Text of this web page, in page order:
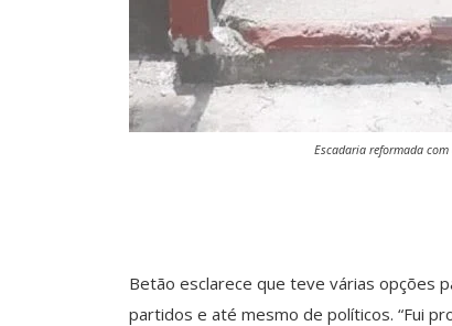
Escadaria reformada
Betão esclarece que teve várias opções
partidos e até mesmo de políticos. “Fui